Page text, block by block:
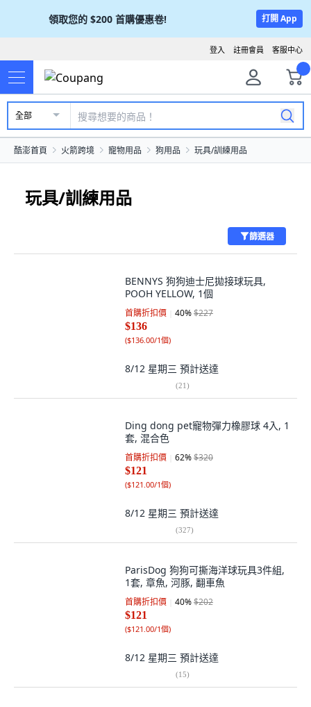
領取您的 $200 首購優惠卷! 打開 App
客服中心
註冊會員
登入
全部
酷澎首頁 火箭跨境 寵物用品 狗用品 玩具/訓練用品
玩具/訓練用品
篩選器
BENNYS 狗狗迪士尼拋接球玩具,
POOH YELLOW, 1個
首購折扣價 40%$227
$136
($136.00/1個)
8/12 星期三 預計送達
(21)
Ding dong pet寵物彈力橡膠球 4入, 1
套, 混合色
首購折扣價 62%$320
$121
($121.00/1個)
8/12 星期三 預計送達
(327)
ParisDog 狗狗可撕海洋球玩具3件組,
1套, 章魚, 河豚, 翻車魚
首購折扣價 40%$202
$121
($121.00/1個)
8/12 星期三 預計送達
(15)